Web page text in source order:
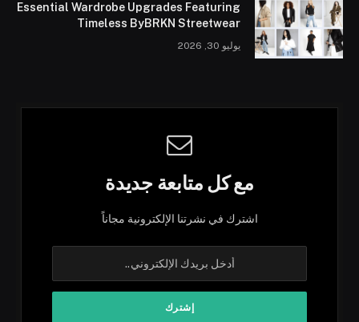
Essential Wardrobe Upgrades Featuring
Timeless ByBRKN Streetwear
يوليو 30, 2026
مع كل متابعة جديدة
اشترك في نشرتنا الإلكترونية مجاناً